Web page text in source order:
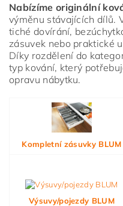
Vložením hodnocení
osobních údajů
Nabízíme originální
výměnu stávajících dílů.
tiché dovírání,
zásuvek nebo praktické
Díky rozdělení do
typ kování, který
opravu nábytku.
Kompletní zásuvky BLUM
Výsuvy/pojezdy BLUM